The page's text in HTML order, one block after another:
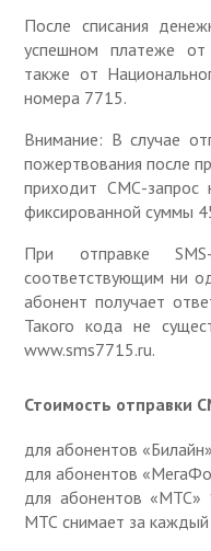
После списания
успешном платеже от
также от
номера 7715.
Внимание: В случае
пожертвования после
приходит СМС-запрос
фиксированной суммы
При отправке
соответствующим ни
абонент получает
Такого кода не
www.sms7715.ru.
Стоимость отправки
для абонентов
для абонентов
для абонентов
МТС снимает за